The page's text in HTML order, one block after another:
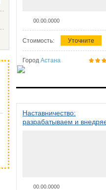
00.00.0000
Стоимость: Уточните
Город Астана
Наставничество:
разрабатываем и
00.00.0000